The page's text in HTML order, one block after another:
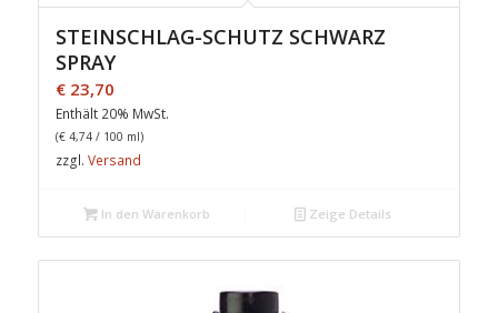
STEINSCHLAG-SCHUTZ SCHWARZ
SPRAY
€23,70
Enthält 20% MwSt.
(€4,74/ 100 ml)
zzgl. Versand
In den Warenkorb Zeige Details